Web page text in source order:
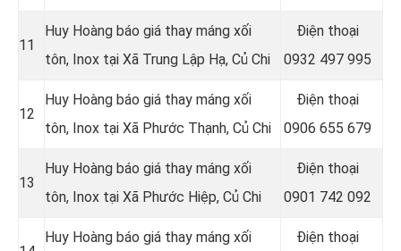
11
Huy Hoàng báo giá thay máng xối
tôn, Inox tại Xã Trung Lập Hạ, Củ Chi
Điện thoại
0932 497 995
12
Huy Hoàng báo giá thay máng xối
tôn, Inox tại Xã Phước Thạnh, Củ Chi
Điện thoại
0906 655 679
13
Huy Hoàng báo giá thay máng xối
tôn, Inox tại Xã Phước Hiệp, Củ Chi
Điện thoại
0901 742 092
Huy Hoàng báo giá thay máng xối
Điện thoại